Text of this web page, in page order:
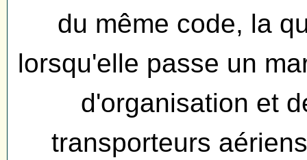
du même code, la
lorsqu'elle passe un
d'organisation et
transporteurs